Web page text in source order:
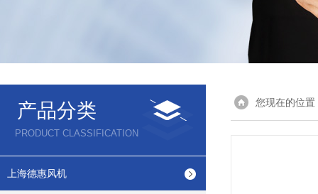
产品分类
PRODUCT CLASSIFICATION
上海德惠风机
您现在的位置